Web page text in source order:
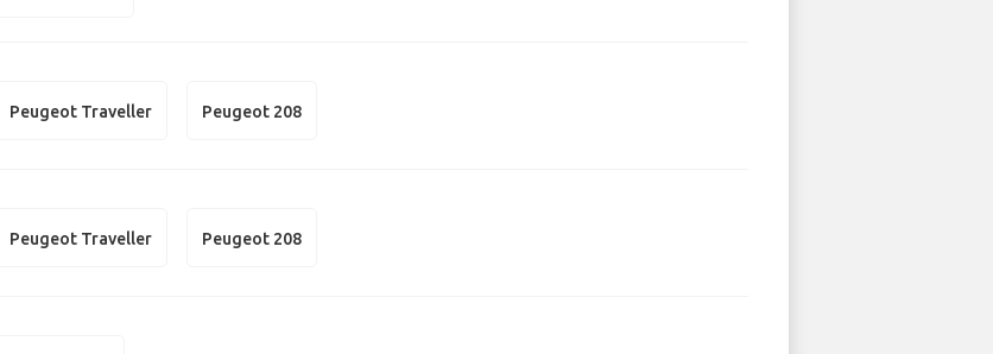
Peugeot Traveller Peugeot 208
Peugeot Traveller Peugeot 208